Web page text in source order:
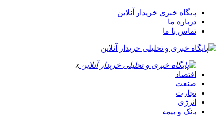
پایگاه خبری خریدار آنلاین
درباره ما
تماس با ما
x
اقتصاد
صنعت
تجارت
انرژی
بانک و بیمه